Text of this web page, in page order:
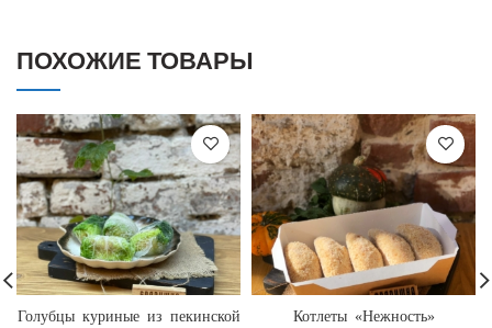
ПОХОЖИЕ ТОВАРЫ
Голубцы куриные из пекинской
Котлеты «Нежность»